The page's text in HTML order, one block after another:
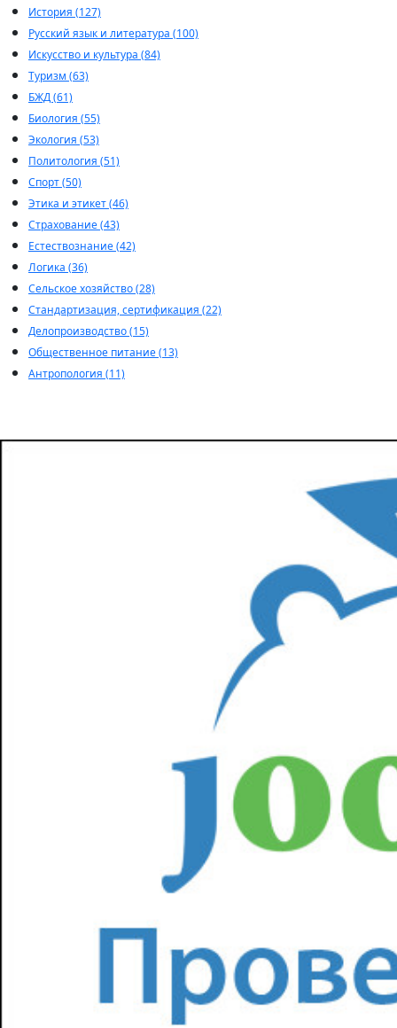
История (127)
Русский язык и литература (100)
Искусство и культура (84)
Туризм (63)
БЖД (61)
Биология (55)
Экология (53)
Политология (51)
Спорт (50)
Этика и этикет (46)
Страхование (43)
Естествознание (42)
Логика (36)
Сельское хозяйство (28)
Стандартизация, сертификация (22)
Делопроизводство (15)
Общественное питание (13)
Антропология (11)